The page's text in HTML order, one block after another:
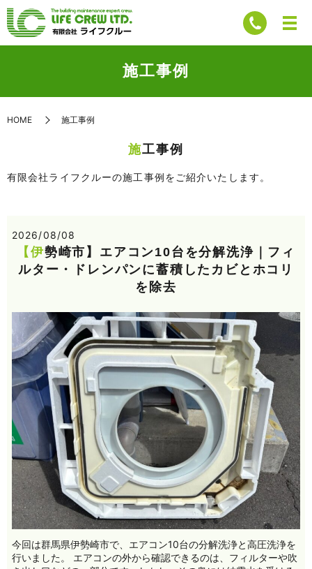
施工事例
HOME 施工事例
施工事例
有限会社ライフクルーの施工事例をご紹介いたします。
2026/08/08
【伊勢崎市】エアコン10台を分解洗浄｜フィ
ルター・ドレンパンに蓄積したカビとホコリ
を除去
今回は群馬県伊勢崎市で、エアコン10台の分解洗浄と高圧洗浄を
行いました。 エアコンの外から確認できるのは、フィルターや吹